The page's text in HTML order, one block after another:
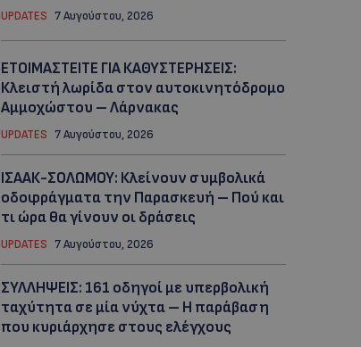
UPDATES 7 Αυγούστου, 2026
ΕΤΟΙΜΑΣΤΕΙΤΕ ΓΙΑ ΚΑΘΥΣΤΕΡΗΣΕΙΣ:
Κλειστή λωρίδα στον αυτοκινητόδρομο
Αμμοχώστου – Λάρνακας
UPDATES 7 Αυγούστου, 2026
ΙΣΑΑΚ-ΣΟΛΩΜΟΥ: Κλείνουν συμβολικά
οδοφράγματα την Παρασκευή – Πού και
τι ώρα θα γίνουν οι δράσεις
UPDATES 7 Αυγούστου, 2026
ΣΥΛΛΗΨΕΙΣ: 161 οδηγοί με υπερβολική
ταχύτητα σε μία νύχτα – Η παράβαση
που κυριάρχησε στους ελέγχους